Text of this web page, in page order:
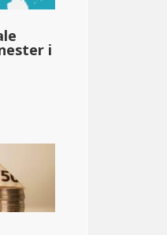
i